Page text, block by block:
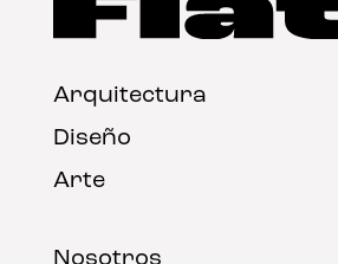
Arquitectura
Diseño
Arte
Nosotros